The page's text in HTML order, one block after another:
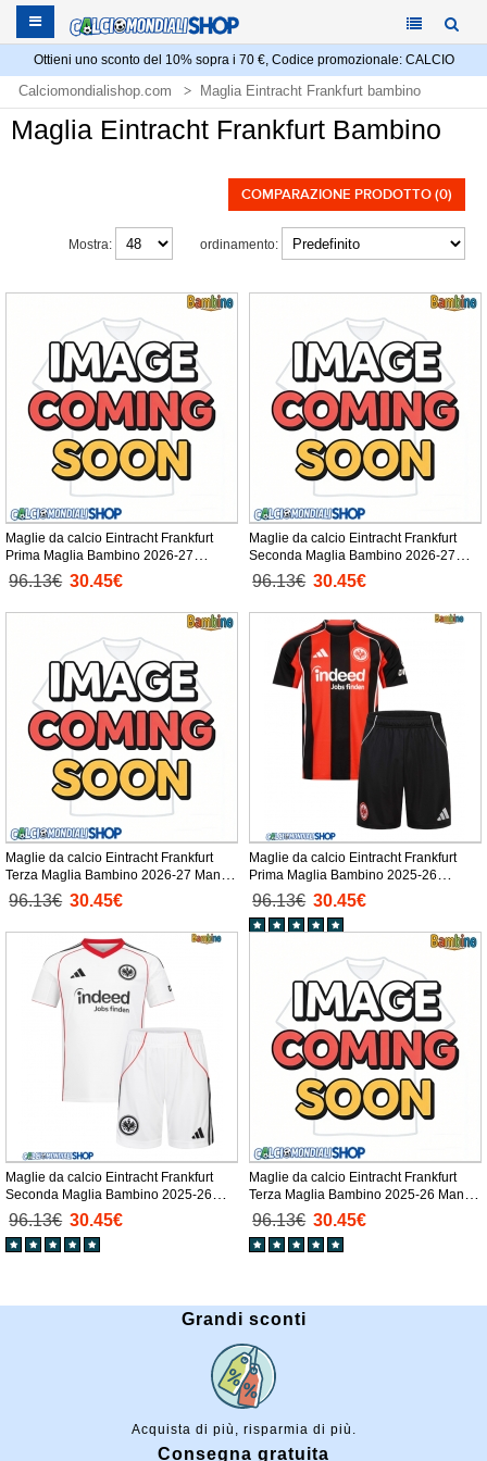
Ottieni uno sconto del 10% sopra i 70 €, Codice promozionale: CALCIO
Calciomondialishop.com Maglia Eintracht Frankfurt bambino
Maglia Eintracht Frankfurt Bambino
COMPARAZIONE PRODOTTO (0)
ordinamento:
Mostra:
Maglie da calcio Eintracht Frankfurt
Prima Maglia Bambino 2026-27
Manica Corta + Pantaloni corti)
96.13€ 30.45€
Maglie da calcio Eintracht Frankfurt
Seconda Maglia Bambino 2026-27
Manica Corta + Pantaloni corti)
96.13€ 30.45€
Maglie da calcio Eintracht Frankfurt
Terza Maglia Bambino 2026-27 Manica
Corta + Pantaloni corti)
96.13€ 30.45€
Maglie da calcio Eintracht Frankfurt
Prima Maglia Bambino 2025-26
Manica Corta + Pantaloni corti)
96.13€ 30.45€
Maglie da calcio Eintracht Frankfurt
Seconda Maglia Bambino 2025-26
Manica Corta + Pantaloni corti)
96.13€ 30.45€
Maglie da calcio Eintracht Frankfurt
Terza Maglia Bambino 2025-26 Manica
Corta + Pantaloni corti)
96.13€ 30.45€
Grandi sconti
Acquista di più, risparmia di più.
Consegna gratuita